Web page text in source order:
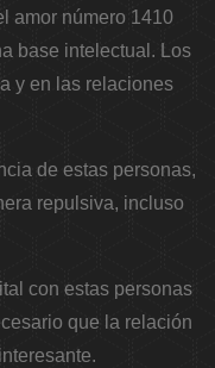
amor número 1410
base intelectual. Los
y en las relaciones
de estas personas,
repulsiva, incluso
con estas personas
que la relación